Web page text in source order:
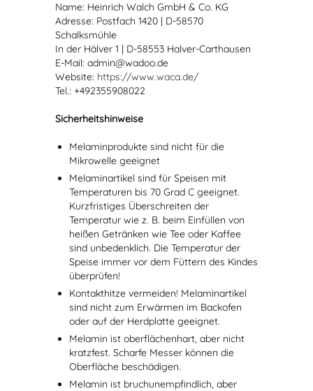
Name: Heinrich Walch GmbH & Co. KG
Adresse: Postfach 1420 | D-58570
Schalksmühle
In der Hälver 1 | D-58553 Halver-Carthausen
E-Mail: admin@wadoo.de
Website: https://www.waca.de/
Tel.: +492355908022
Sicherheitshinweise
Melaminprodukte sind nicht für die
Mikrowelle geeignet
Melaminartikel sind für Speisen mit
Temperaturen bis 70 Grad C geeignet.
Kurzfristiges Überschreiten der
Temperatur wie z. B. beim Einfüllen von
heißen Getränken wie Tee oder Kaffee
sind unbedenklich. Die Temperatur der
Speise immer vor dem Füttern des Kindes
überprüfen!
Kontakthitze vermeiden! Melaminartikel
sind nicht zum Erwärmen im Backofen
oder auf der Herdplatte geeignet.
Melamin ist oberflächenhart, aber nicht
kratzfest. Scharfe Messer können die
Oberfläche beschädigen.
Melamin ist bruchunempfindlich, aber